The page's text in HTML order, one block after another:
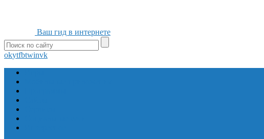
Ваш гид в интернете
okytfbtwinvk